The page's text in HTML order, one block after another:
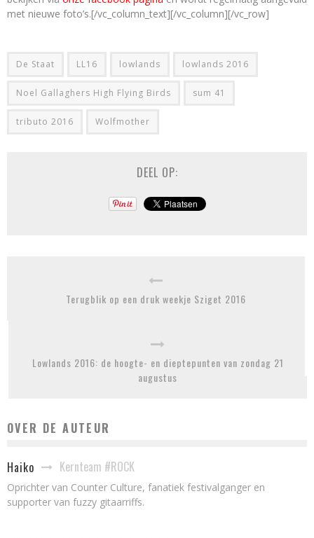
met nieuwe foto’s.[/vc_column_text][/vc_column][/vc_row]
De Staat LL16 lowlands lowlands 2016
Noel Gallaghers High Flying Birds sum 41
tributo 2016 Wolfmother
DEEL OP:
Terugblik op een druk weekje Sziget 2016
Lowlands 2016: de hoogte- en dieptepunten van zondag 21
augustus
OVER DE AUTEUR
Haiko Kernteam #ROCK
Oprichter van Counter Culture, fanatiek festivalganger en
supporter van fuzzy gitaarriffs.